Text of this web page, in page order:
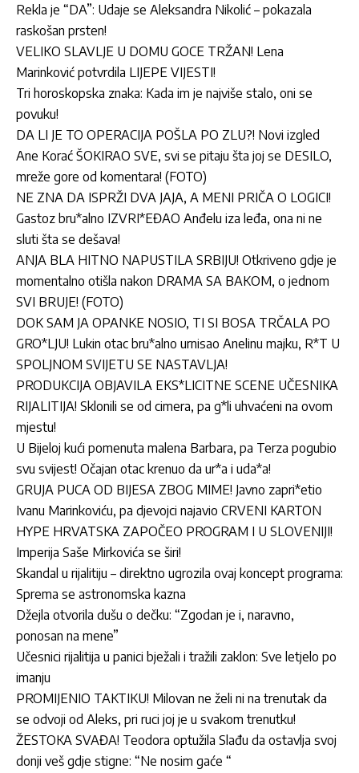
Rekla je “DA”: Udaje se Aleksandra Nikolić – pokazala
raskošan prsten!
VELIKO SLAVLJE U DOMU GOCE TRŽAN! Lena
Marinković potvrdila LIJEPE VIJESTI!
Tri horoskopska znaka: Kada im je najviše stalo, oni se
povuku!
DA LI JE TO OPERACIJA POŠLA PO ZLU?! Novi izgled
Ane Korać ŠOKIRAO SVE, svi se pitaju šta joj se DESILO,
mreže gore od komentara! (FOTO)
NE ZNA DA ISPRŽI DVA JAJA, A MENI PRIČA O LOGICI!
Gastoz bru*alno IZVRI*EĐAO Anđelu iza leđa, ona ni ne
sluti šta se dešava!
ANJA BLA HITNO NAPUSTILA SRBIJU! Otkriveno gdje je
momentalno otišla nakon DRAMA SA BAKOM, o jednom
SVI BRUJE! (FOTO)
DOK SAM JA OPANKE NOSIO, TI SI BOSA TRČALA PO
GRO*LJU! Lukin otac bru*alno urnisao Anelinu majku, R*T U
SPOLJNOM SVIJETU SE NASTAVLJA!
PRODUKCIJA OBJAVILA EKS*LICITNE SCENE UČESNIKA
RIJALITIJA! Sklonili se od cimera, pa g*li uhvaćeni na ovom
mjestu!
U Bijeloj kući pomenuta malena Barbara, pa Terza pogubio
svu svijest! Očajan otac krenuo da ur*a i uda*a!
GRUJA PUCA OD BIJESA ZBOG MIME! Javno zapri*etio
Ivanu Marinkoviću, pa djevojci najavio CRVENI KARTON
HYPE HRVATSKA ZAPOČEO PROGRAM I U SLOVENIJI!
Imperija Saše Mirkovića se širi!
Skandal u rijalitiju – direktno ugrozila ovaj koncept programa:
Sprema se astronomska kazna
Džejla otvorila dušu o dečku: “Zgodan je i, naravno,
ponosan na mene”
Učesnici rijalitija u panici bježali i tražili zaklon: Sve letjelo po
imanju
PROMIJENIO TAKTIKU! Milovan ne želi ni na trenutak da
se odvoji od Aleks, pri ruci joj je u svakom trenutku!
ŽESTOKA SVAĐA! Teodora optužila Slađu da ostavlja svoj
donji veš gdje stigne: “Ne nosim gaće “